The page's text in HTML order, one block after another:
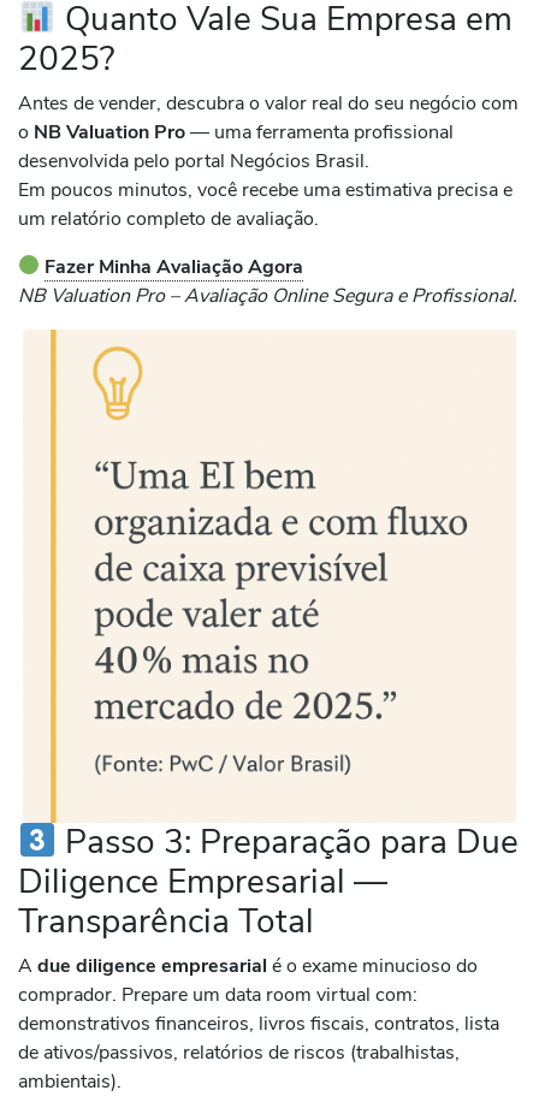
Quanto Vale Sua Empresa em
2025?
Antes de vender, descubra o valor real do seu negócio com
o NB Valuation Pro— uma ferramenta profissional
desenvolvida pelo portal Negócios Brasil.
Em poucos minutos, você recebe uma estimativa precisa e
um relatório completo de avaliação.
Fazer Minha Avaliação Agora
NB Valuation Pro – Avaliação Online Segura e Profissional.
Passo 3: Preparação para Due
Diligence Empresarial —
Transparência Total
Adue diligence empresarial é o exame minucioso do
comprador. Prepare um data room virtual com:
demonstrativos financeiros, livros fiscais, contratos, lista
de ativos/passivos, relatórios de riscos (trabalhistas,
ambientais).